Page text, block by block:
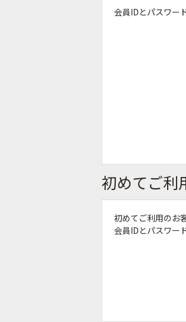
会員IDとパスワー
初めてご利
初めてご利用のお
会員IDとパスワー